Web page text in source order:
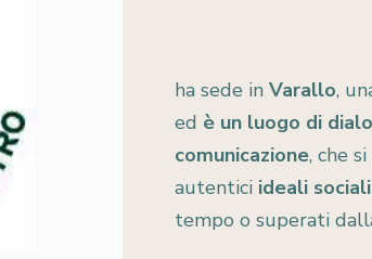
Presentazioni
ha sede in Varallo,
ed è un luogo di
comunicazione, che
autentici ideali
tempo o superati